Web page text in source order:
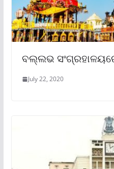
ବଲ୍ଲଭ
July 22, 2020